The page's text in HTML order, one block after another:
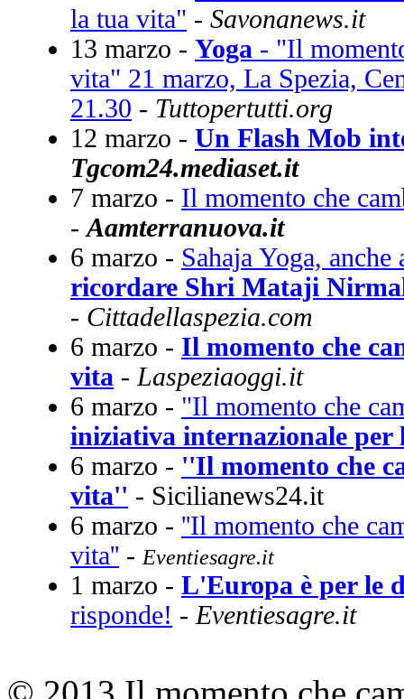
la tua vita" - Savonanews.it
13 marzo - Yoga - "Il
vita" 21 marzo, La Spezia,
21.30 - Tuttopertutti.org
12 marzo - Un Flash Mob
Tgcom24.mediaset.it
7 marzo - Il momento che
-Aamterranuova.it
6 marzo - Sahaja Yoga,
ricordare Shri Mataji
- Cittadellaspezia.com
6 marzo - Il momento che
vita - Laspeziaoggi.it
6 marzo - "Il momento che
iniziativa internazionale per
6 marzo - ''Il momento che
vita'' - Sicilianews24.it
6 marzo - ''Il momento che
vita'' - Eventiesagre.it
1 marzo - L'Europa è per le
risponde! - Eventiesagre.it